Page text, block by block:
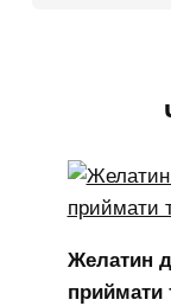
Желатин
приймати